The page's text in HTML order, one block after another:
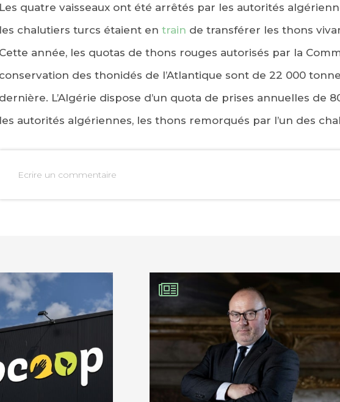
Les quatre vaisseaux ont été arrêtés par les autorités
les chalutiers turcs étaient en train de transférer les thons
Cette année, les quotas de thons rouges autorisés par la
conservation des thonidés de l’Atlantique sont de 22 000
dernière. L’Algérie dispose d’un quota de prises annuelles de
les autorités algériennes, les thons remorqués par l’un des
Ecrire un commentaire